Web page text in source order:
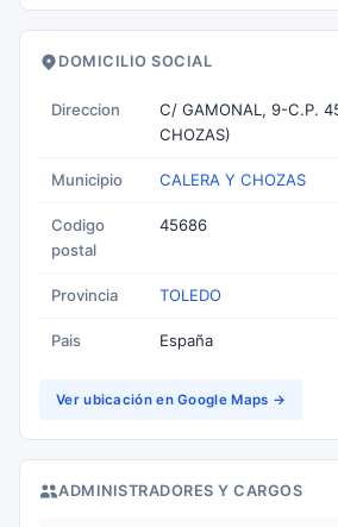
DOMICILIO SOCIAL
Direccion
C/ GAMONAL, 9-C.P.
CHOZAS)
Municipio CALERA Y CHOZAS
Codigo
postal
45686
Provincia TOLEDO
Pais España
Ver ubicación en Google Maps →
ADMINISTRADORES Y CARGOS